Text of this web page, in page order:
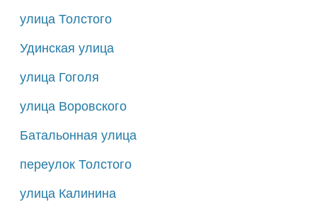
улица Толстого
Удинская улица
улица Гоголя
улица Воровского
Батальонная улица
переулок Толстого
улица Калинина